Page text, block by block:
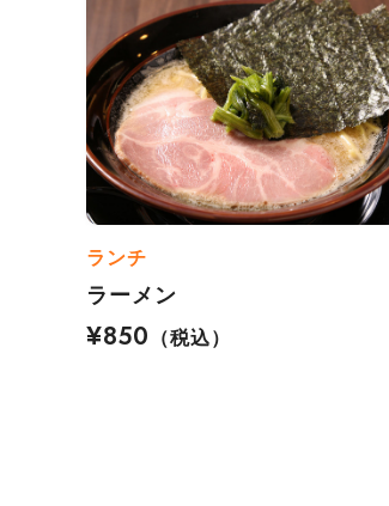
ランチ
ラーメン
¥850
（税込）